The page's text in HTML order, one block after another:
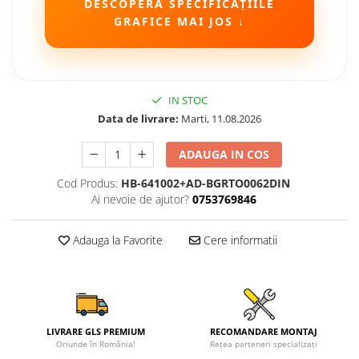
Camere MAN
Camere înregistrare trafic
Accesorii multimedia
Rame adaptoare auto
Rame adaptoare Volkswagen
DESCOPERĂ SPECIFICAȚIILE
GRAFICE MAI JOS ↓
IN STOC
Data de livrare: Marti, 11.08.2026
ADAUGA IN COS
Cod Produs: HB-641002+AD-BGRTO0062DIN
Ai nevoie de ajutor? 0753769846
Adauga la Favorite Cere informatii
LIVRARE GLS PREMIUM
Oriunde în România!
RECOMANDARE MONTAJ
Rețea parteneri specializați